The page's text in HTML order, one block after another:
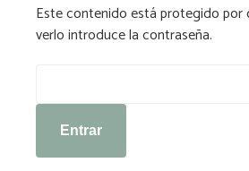
Este contenido está protegido por
verlo introduce la contraseña.